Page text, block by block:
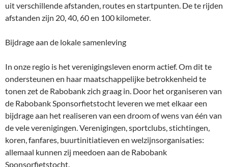
uit verschillende afstanden, routes en startpunten. De te rijden
afstanden zijn 20, 40, 60 en 100 kilometer.
Bijdrage aan de lokale samenleving
In onze regio is het verenigingsleven enorm actief. Om dit te
ondersteunen en haar maatschappelijke betrokkenheid te
tonen zet de Rabobank zich graag in. Door het organiseren van
de Rabobank Sponsorfietstocht leveren we met elkaar een
bijdrage aan het realiseren van een droom of wens van één van
de vele verenigingen. Verenigingen, sportclubs, stichtingen,
koren, fanfares, buurtinitiatieven en welzijnsorganisaties:
allemaal kunnen zij meedoen aan de Rabobank
Sponsorfietstocht.